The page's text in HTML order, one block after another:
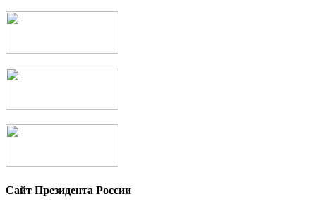
Сайт Президента России